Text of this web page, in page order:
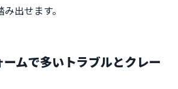
出せます。
ムで多いトラブルとクレー